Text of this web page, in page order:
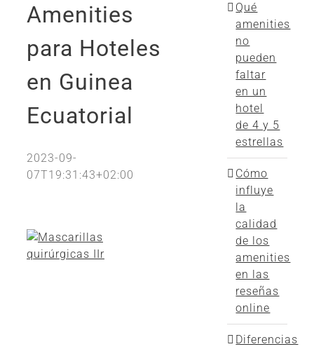
Amenities
para Hoteles
en Guinea
Ecuatorial
2023-09-
07T19:31:43+02:00
Qué
amenities
no
pueden
faltar
en un
hotel
de 4 y 5
estrellas
Cómo
influye
la
calidad
de los
amenities
en las
reseñas
online
Diferencias